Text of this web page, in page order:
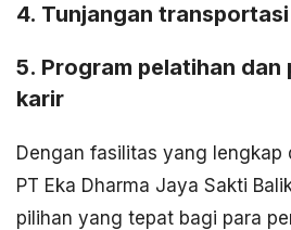
4. Tunjangan transportasi
5. Program pelatihan dan
karir
Dengan fasilitas yang
PT Eka Dharma Jaya Sakti
pilihan yang tepat bagi para